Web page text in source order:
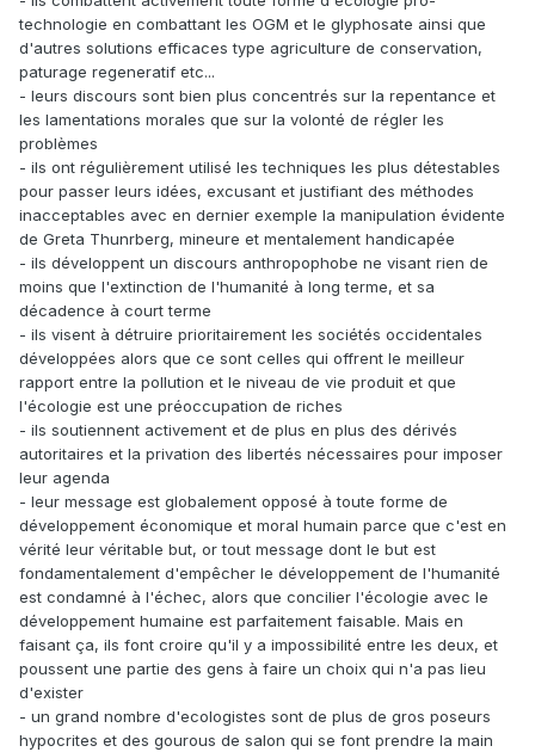
technologie en combattant les OGM et le glyphosate ainsi que
d'autres solutions efficaces type agriculture de conservation,
paturage regeneratif etc...
- leurs discours sont bien plus concentrés sur la repentance et
les lamentations morales que sur la volonté de régler les
problèmes
- ils ont régulièrement utilisé les techniques les plus détestables
pour passer leurs idées, excusant et justifiant des méthodes
inacceptables avec en dernier exemple la manipulation évidente
de Greta Thunrberg, mineure et mentalement handicapée
- ils développent un discours anthropophobe ne visant rien de
moins que l'extinction de l'humanité à long terme, et sa
décadence à court terme
- ils visent à détruire prioritairement les sociétés occidentales
développées alors que ce sont celles qui offrent le meilleur
rapport entre la pollution et le niveau de vie produit et que
l'écologie est une préoccupation de riches
- ils soutiennent activement et de plus en plus des dérivés
autoritaires et la privation des libertés nécessaires pour imposer
leur agenda
- leur message est globalement opposé à toute forme de
développement économique et moral humain parce que c'est en
vérité leur véritable but, or tout message dont le but est
fondamentalement d'empêcher le développement de l'humanité
est condamné à l'échec, alors que concilier l'écologie avec le
développement humaine est parfaitement faisable. Mais en
faisant ça, ils font croire qu'il y a impossibilité entre les deux, et
poussent une partie des gens à faire un choix qui n'a pas lieu
d'exister
- un grand nombre d'ecologistes sont de plus de gros poseurs
hypocrites et des gourous de salon qui se font prendre la main